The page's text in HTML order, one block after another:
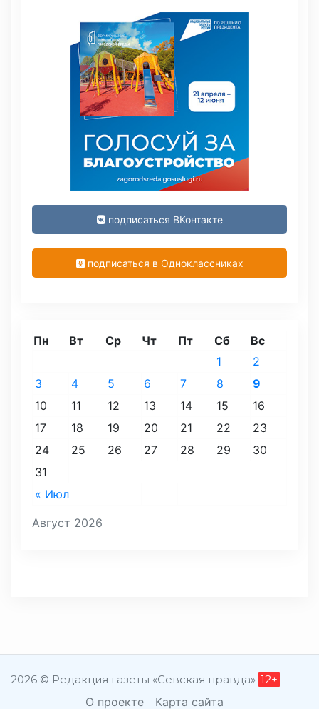
подписаться ВКонтакте
подписаться в Одноклассниках
Август 2026
Пн Вт Ср Чт Пт Сб Вс
« Июл
1
2
3
4 5 6 7 8
9
10
11 12 13 14 15
16
17
18 19 20 21 22
23
24
25 26 27 28 29
30
31
2026 © Редакция газеты «Севская правда» 12+
О проекте Карта сайта